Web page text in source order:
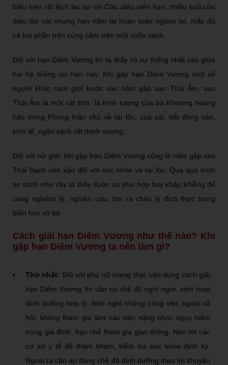
biểu hiện rất lệch lạc so với Cửu diệu niên hạn, nhiều tuổi cửu
diệu đại cát nhưng hạn năm lại hoàn toàn ngược lại, mặc dù
cả hai phần trên cùng nằm trên một cuốn sách.
Đối với hạn Diêm Vương thì ta thấy có sự thống nhất cao giữa
hai hệ thống coi hạn này. Khi gặp hạn Diêm Vương một số
người khác nam giới bước vào năm gặp sao Thái Âm, sao
Thái Âm là một cát tinh, là hình tượng của bà Khương hoàng
hậu trong Phong thần chủ về tài lộc, của cải, bất động sản,
kinh tế, ngân sách rất thịnh vượng.
Đối với nữ giới, khi gặp hạn Diêm Vương cũng là năm gặp sao
Thái Bạch nên xấu đối với sức khỏe và tài lộc. Qua quá trình
so sánh như vậy ta thấy được sự phù hợp hay khập khiễng để
cùng nghiệm lý, nghiên cứu, tìm ra chân lý đích thực trong
biển học vô bờ
Cách giải hạn Diêm Vương như thế nào? Khi
gặp hạn Diêm Vương ta nên làm gì?
Thứ nhất: Đối với phụ nữ mang thai, vận dụng cách giải
hạn Diêm Vương thì cần có chế độ nghỉ ngơi, sinh hoạt
dinh dưỡng hợp lý. Nên nghỉ những công việc ngoài xã
hội, không tham gia làm các việc nặng nhọc nguy hiểm
trong gia đình, hạn chế tham gia giao thông. Nên tới các
cơ sở y tế để thăm khám, kiểm tra sức khỏe định kỳ.
Ngoài ra cần áp dụng chế độ dinh dưỡng theo lời khuyên